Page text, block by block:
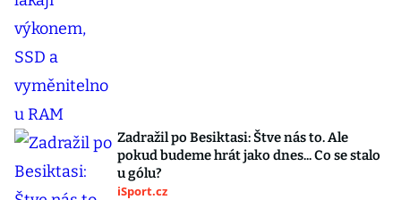
Zadražil po Besiktasi: Štve nás to. Ale
pokud budeme hrát jako dnes... Co se stalo
u gólu?
iSport.cz